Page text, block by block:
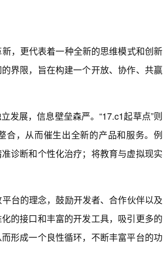
，更代表着一种全新的思维模式和创新
界限，旨在构建一个开放、协作、共赢
发展，信息壁垒森严。“17.c1起草点”则
合，从而催生出全新的产品和服务。例
诊断和个性化治疗；将教育与虚拟现实
台的理念，鼓励开发者、合作伙伴以及
的接口和丰富的开发工具，吸引更多的
形成一个良性循环，不断丰富平台的功